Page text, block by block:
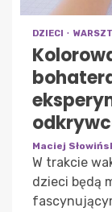
DZIECI
Maciej
W trakcie
dzieci będą